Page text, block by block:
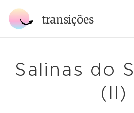
transições
Salinas do
(II)